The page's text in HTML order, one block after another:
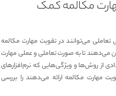
مکالمه کمک
تعاملی می‌توانند در تقویت مهارت مکالمه
می‌دهند تا به صورت تعاملی و عملی مهارت
از روش‌ها و ویژگی‌هایی که نرم‌افزارهای
مهارت مکالمه ارائه می‌دهند را بررسی